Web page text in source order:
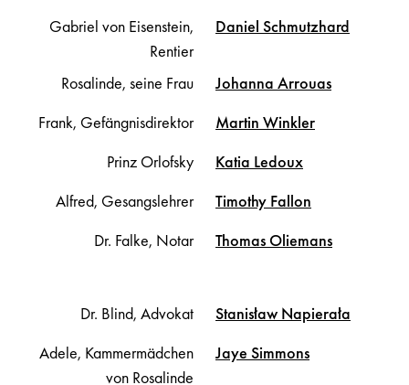
Gabriel von Eisenstein,
Rentier
Daniel Schmutzhard
Rosalinde, seine Frau Johanna Arrouas
Frank, Gefängnisdirektor
Martin Winkler
Prinz Orlofsky
Katia Ledoux
Alfred, Gesangslehrer
Timothy Fallon
Dr. Falke, Notar
ThomasOliemans
Dr. Blind, Advokat Stanisław Napierała
Adele, Kammermädchen
von Rosalinde
Jaye Simmons